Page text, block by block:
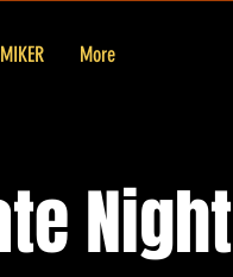
More
Night